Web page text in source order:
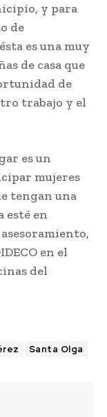
y para
de
es una muy
de casa que
de
trabajo y el
es un
mujeres
tengan una
esté en
en el
del
Santa Olga